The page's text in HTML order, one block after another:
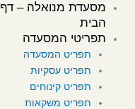
דילוג
מסעדת מנואלה – דף
הבית
תפריטי המסעדה
תפריט המסעדה
תפריט עסקיות
תפריט קינוחים
תפריט משקאות